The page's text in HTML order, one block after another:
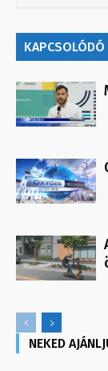
KAPCSOLÓDÓ
NEKED